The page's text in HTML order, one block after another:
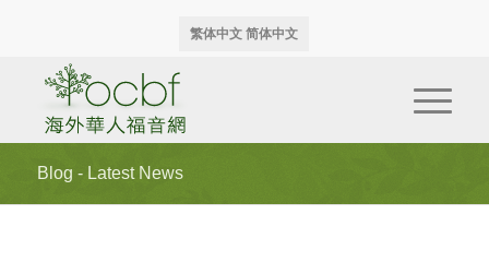
繁体中文 简体中文
Blog - Latest News